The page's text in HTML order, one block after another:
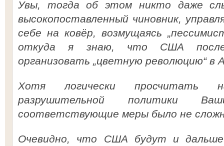
Увы, тогда об этом никто даже
высокопоставленный чиновник,
себе на ковёр, возмущаясь
откуда я знаю, что США после
организовать „цветную революцию“ в
Хотя логически просчитать
разрушительной политики
соответствующие меры было не
Очевидно, что США будут и дальше